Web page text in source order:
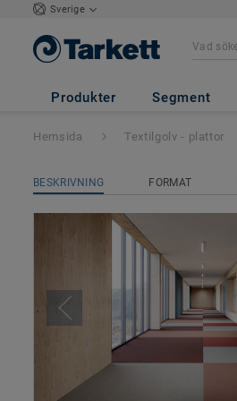
Sverige
Produkter Segment
DESSO Stratos
Hemsida Textilgolv - plattor
BESKRIVNING FORMAT